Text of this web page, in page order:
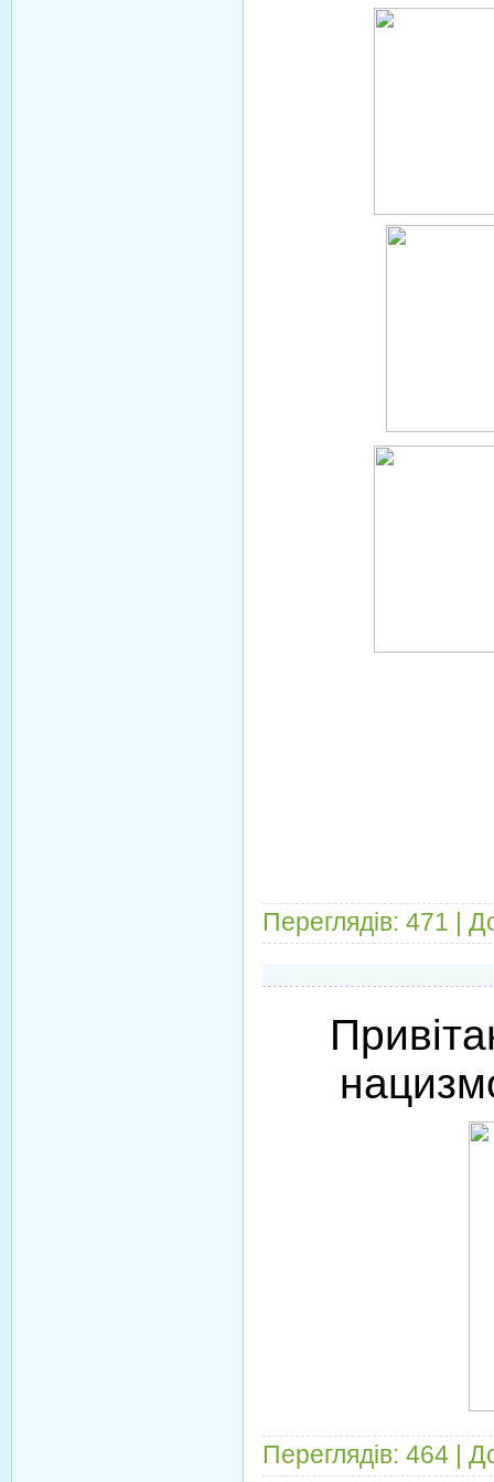
Переглядів: 471 |
Переглядів: 464 |